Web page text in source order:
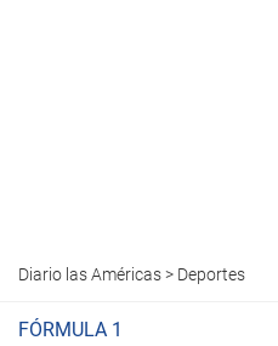
Diario las Américas> Deportes
FÓRMULA 1